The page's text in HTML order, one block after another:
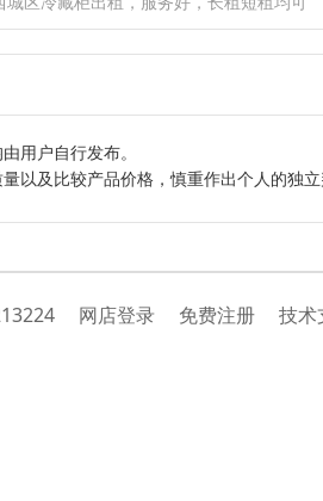
用户自行发布。
以及比较产品价格，慎重作出个人的独立
网店登录 免费注册 技术